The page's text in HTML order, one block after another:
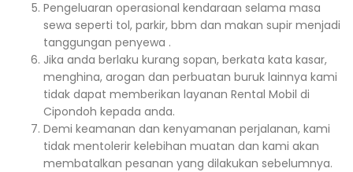
Pengeluaran operasional kendaraan selama masa
sewa seperti tol, parkir, bbm dan makan supir menjadi
tanggungan penyewa .
Jika anda berlaku kurang sopan, berkata kata kasar,
menghina, arogan dan perbuatan buruk lainnya kami
tidak dapat memberikan layanan Rental Mobil di
Cipondoh kepada anda.
Demi keamanan dan kenyamanan perjalanan, kami
tidak mentolerir kelebihan muatan dan kami akan
membatalkan pesanan yang dilakukan sebelumnya.